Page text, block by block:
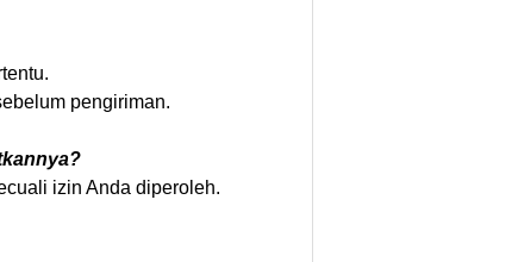
pengiriman.
izin Anda diperoleh.